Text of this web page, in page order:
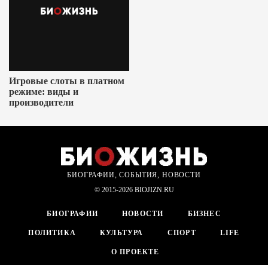
Игровые слоты в платном
режиме: виды и
производители
БИОГРАФИИ, СОБЫТИЯ, НОВОСТИ
© 2015-2026 BIOJIZN.RU
БИОГРАФИИ НОВОСТИ БИЗНЕС
ПОЛИТИКА КУЛЬТУРА СПОРТ LIFE
О ПРОЕКТЕ